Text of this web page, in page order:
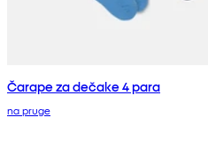
Čarape za dečake 4 para
na pruge